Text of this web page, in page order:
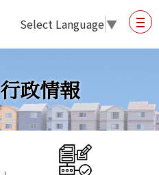
Select Language▼
行政情報